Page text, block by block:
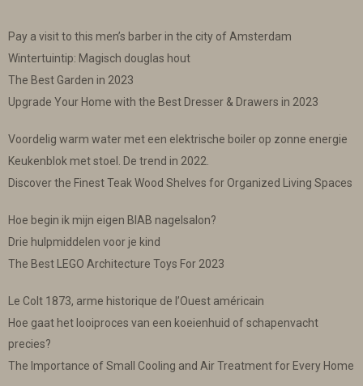
Pay a visit to this men’s barber in the city of Amsterdam
Wintertuintip: Magisch douglas hout
The Best Garden in 2023
Upgrade Your Home with the Best Dresser & Drawers in 2023
Voordelig warm water met een elektrische boiler op zonne energie
Keukenblok met stoel. De trend in 2022.
Discover the Finest Teak Wood Shelves for Organized Living Spaces
Hoe begin ik mijn eigen BIAB nagelsalon?
Drie hulpmiddelen voor je kind
The Best LEGO Architecture Toys For 2023
Le Colt 1873, arme historique de l’Ouest américain
Hoe gaat het looiproces van een koeienhuid of schapenvacht
precies?
The Importance of Small Cooling and Air Treatment for Every Home